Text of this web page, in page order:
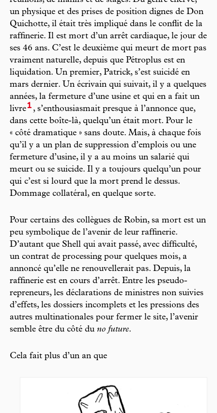
un physique et des prises de position dignes de Don
Quichotte, il était très impliqué dans le conflit de la
raffinerie. Il est mort d’un arrêt cardiaque, le jour de
ses 46 ans. C’est le deuxième qui meurt de mort pas
vraiment naturelle, depuis que Pétroplus est en
liquidation. Un premier, Patrick, s’est suicidé en
mars dernier. Un écrivain qui suivait, il y a quelques
années, la fermeture d’une usine et qui en a fait un
livre1 , s’enthousiasmait presque à l’annonce que,
dans cette boîte-là, quelqu’un était mort. Pour le
« côté dramatique » sans doute. Mais, à chaque fois
qu’il y a un plan de suppression d’emplois ou une
fermeture d’usine, il y a au moins un salarié qui
meurt ou se suicide. Il y a toujours quelqu’un pour
qui c’est si lourd que la mort prend le dessus.
Dommage collatéral, en quelque sorte.
Pour certains des collègues de Robin, sa mort est un
peu symbolique de l’avenir de leur raffinerie.
D’autant que Shell qui avait passé, avec difficulté,
un contrat de processing pour quelques mois, a
annoncé qu’elle ne renouvellerait pas. Depuis, la
raffinerie est en cours d’arrêt. Entre les pseudo-
repreneurs, les déclarations de ministres non suivies
d’effets, les dossiers incomplets et les pressions des
autres multinationales pour fermer le site, l’avenir
semble être du côté du no future.
Cela fait plus d’un an que